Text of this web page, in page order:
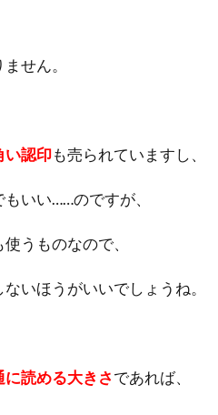
せん。
い認印も売られていますし、
いい……のですが、
うものなので、
いほうがいいでしょうね。
に読める大きさであれば、